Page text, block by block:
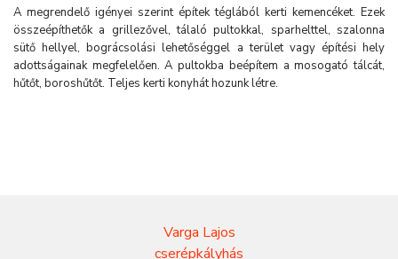
A megrendelő igényei szerint építek téglából kerti kemencéket. Ezek
összeépíthetők a grillezővel, tálaló pultokkal, sparhelttel, szalonna
sütő hellyel, bográcsolási lehetőséggel a terület vagy építési hely
adottságainak megfelelően. A pultokba beépítem a mosogató tálcát,
hűtőt, boroshűtőt. Teljes kerti konyhát hozunk létre.
Varga Lajos
cserépkályhás